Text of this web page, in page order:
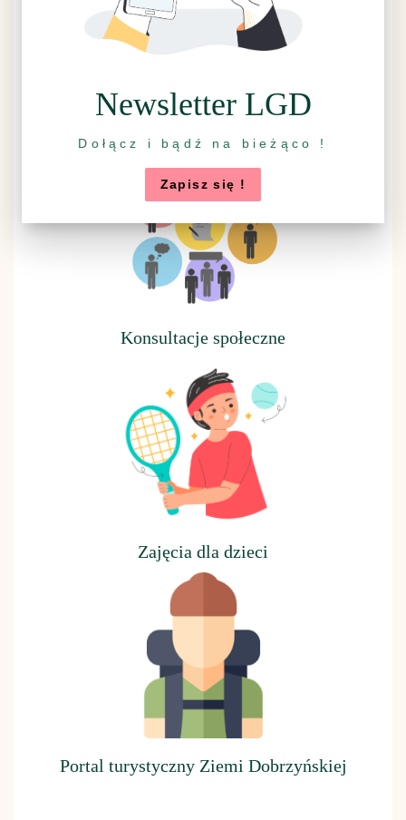
Rzuć wszystko, idź na grzyby
Konsultacje społeczne
Zajęcia dla dzieci
Portal turystyczny Ziemi Dobrzyńskiej
Newsletter LGD
Dołącz i bądź na bieżąco !
Zapisz się !